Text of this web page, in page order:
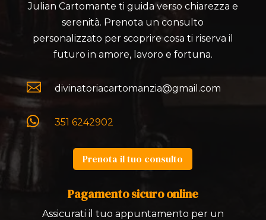
Julian Cartomante ti guida verso chiarezza e
serenità. Prenota un consulto
personalizzato per scoprire cosa ti riserva il
futuro in amore, lavoro e fortuna.
 divinatoriacartomanzia@gmail.com
 351 6242902
Prenota il tuo consulto
Pagamento sicuro online
Assicurati il tuo appuntamento per un